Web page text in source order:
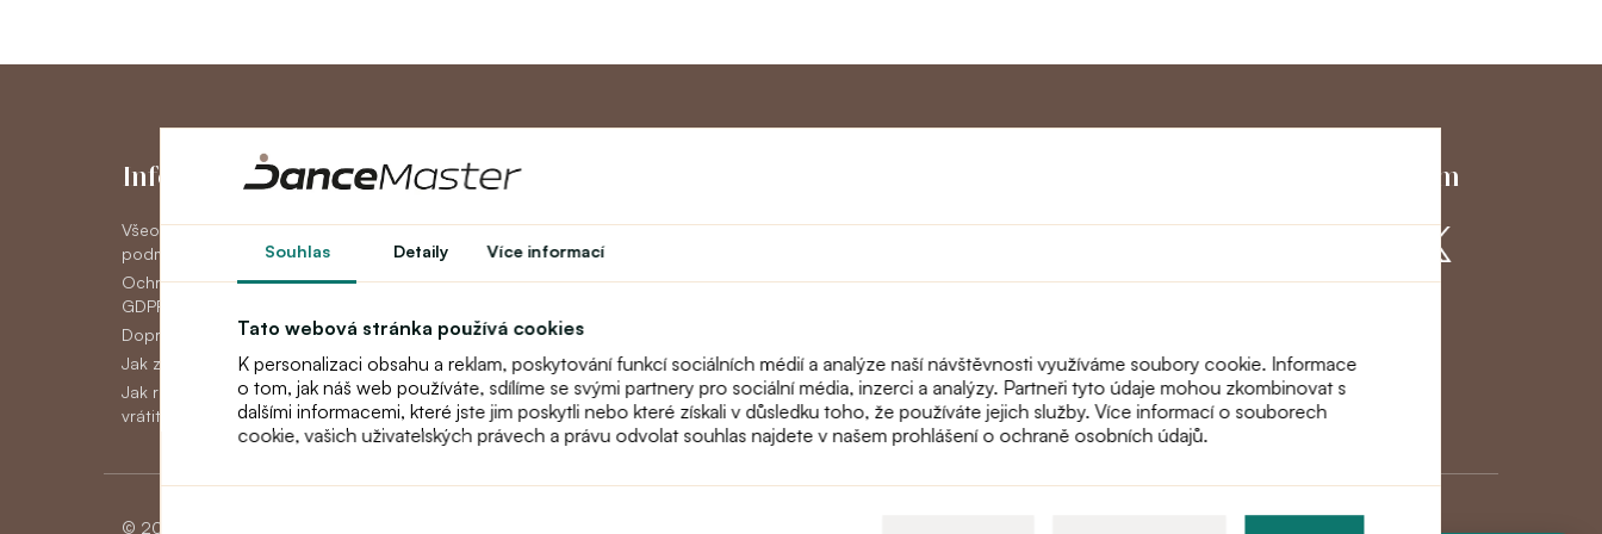
Souhlas Detaily Více informací
Tato webová stránka používá cookies
K personalizaci obsahu a reklam, poskytování funkcí sociálních médií a analýze naší návštěvnosti využíváme soubory cookie. Informace
o tom, jak náš web používáte, sdílíme se svými partnery pro sociální média, inzerci a analýzy. Partneři tyto údaje mohou zkombinovat s
dalšími informacemi, které jste jim poskytli nebo které získali v důsledku toho, že používáte jejich služby. Více informací o souborech
cookie, vašich uživatelských právech a právu odvolat souhlas najdete v našem prohlášení o ochraně osobních údajů.
Informace
Všeobecné obchodní
podmínky
Ochrana osobních údajov
GDPR
Doprava
Jak zaplatit
Jak reklamovat, vyměnit nebo
vrátit zboží
Můj účet
Můj účet
Historie objednávek
Novinky
Divadlo
Učitelský program
O nás
text_faq
Přidejte se k nám
© 2026 Dancemaster